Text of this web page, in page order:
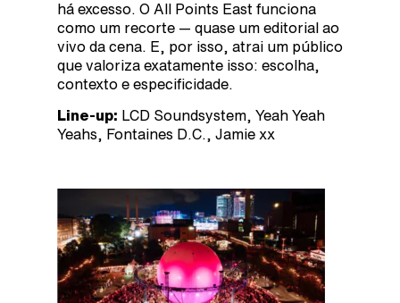
há excesso. O All Points East funciona
como um recorte — quase um editorial ao
vivo da cena. E, por isso, atrai um público
que valoriza exatamente isso: escolha,
contexto e especificidade.
Line-up: LCD Soundsystem, Yeah Yeah
Yeahs, Fontaines D.C., Jamie xx